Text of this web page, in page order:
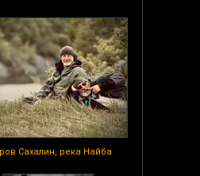
Сахалин, река Найба